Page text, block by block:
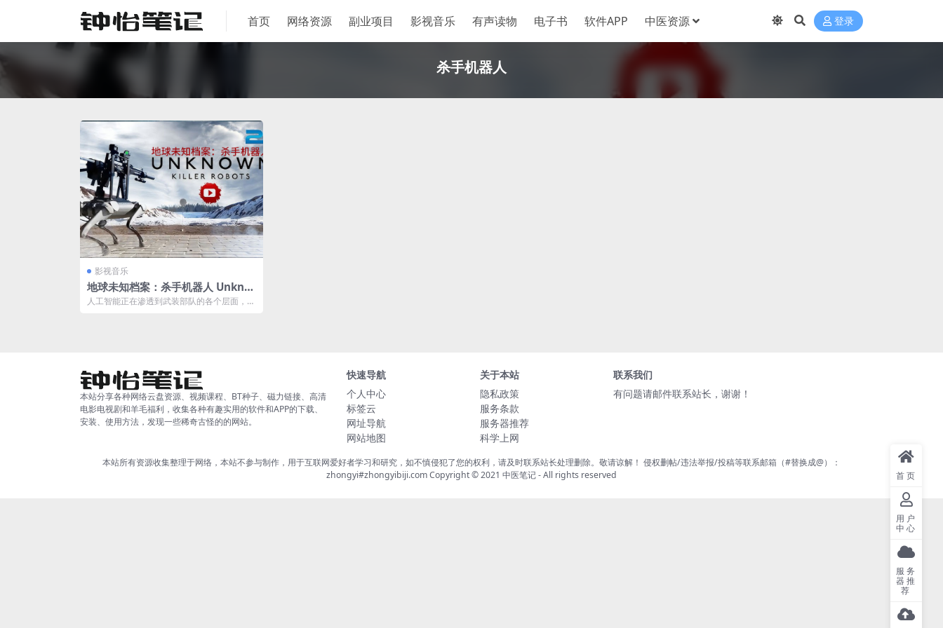
首页 网络资源 副业项目 影视音乐 有声读物 电子书 软件APP 中医资源 登录
杀手机器人
影视音乐
地球未知档案：杀手机器人 Unkno
wn Killer Robots 阿里云下载
人工智能正在渗透到武装部队的各个层面，从
本站分享各种网络云盘资源、视频课程、BT种子、磁力链接、高清
电影电视剧和羊毛福利，收集各种有趣实用的软件和APP的下载、
安装、使用方法，发现一些稀奇古怪的的网站。
快速导航
个人中心
标签云
网址导航
网站地图
关于本站
隐私政策
服务条款
服务器推荐
科学上网
联系我们
有问题请邮件联系站长，谢谢！
本站所有资源收集整理于网络，本站不参与制作，用于互联网爱好者学习和研究，如不慎侵犯了您的权利，请及时联系站长处理删除。敬请谅解！ 侵权删帖/违法举报/投稿等联系邮箱（#替换成@）：
zhongyi#zhongyibiji.com Copyright © 2021 中医笔记- All rights reserved 首页
用户
中心
服务
器推
荐